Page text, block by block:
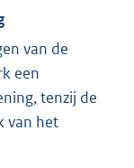
van de
een
tenzij de
van het